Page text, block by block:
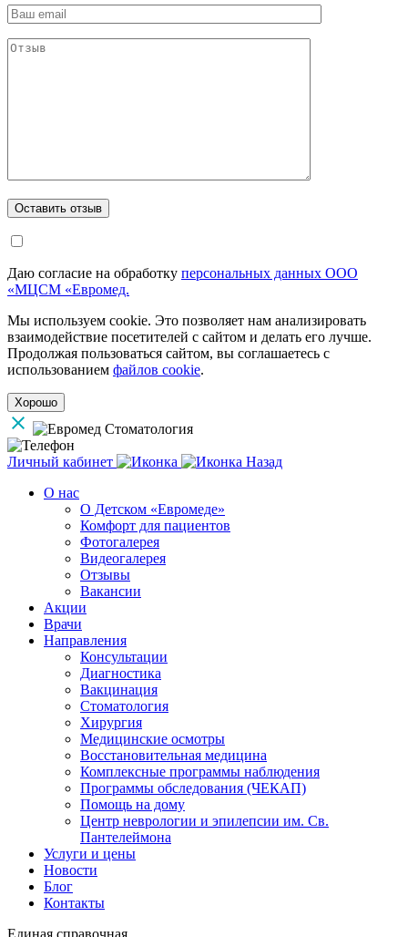
Даю согласие на обработку персональных данных ООО
«МЦСМ «Евромед.
Мы используем cookie. Это позволяет нам анализировать
взаимодействие посетителей с сайтом и делать его лучше.
Продолжая пользоваться сайтом, вы соглашаетесь с
использованием файлов cookie.
Хорошо
Личный кабинет
Назад
О нас
О Детском «Евромеде»
Комфорт для пациентов
Фотогалерея
Видеогалерея
Отзывы
Вакансии
Акции
Врачи
Направления
Консультации
Диагностика
Вакцинация
Стоматология
Хирургия
Медицинские осмотры
Восстановительная медицина
Комплексные программы наблюдения
Программы обследования (ЧЕКАП)
Помощь на дому
Центр неврологии и эпилепсии им. Св.
Пантелеймона
Услуги и цены
Новости
Блог
Контакты
Единая справочная